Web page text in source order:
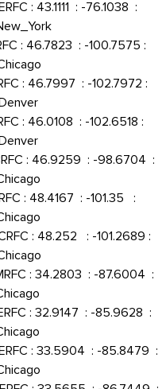
: 43.1111 : -76.1038 :
: 46.7823 : -100.7575 :
: 46.7997 : -102.7972 :
: 46.0108 : -102.6518 :
: 46.9259 : -98.6704 :
: 48.4167 : -101.35 :
: 48.252 : -101.2689 :
: 34.2803 : -87.6004 :
: 32.9147 : -85.9628 :
: 33.5904 : -85.8479 :